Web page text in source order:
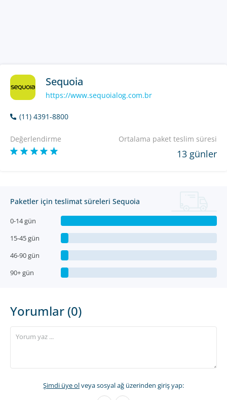
Sequoia
https://www.sequoialog.com.br
(11) 4391-8800
Değerlendirme Ortalama paket teslim süresi
13 günler
Paketler için teslimat süreleri Sequoia
0-14 gün
15-45 gün
46-90 gün
90+ gün
Yorumlar (0)
Şimdi üye olveya sosyal ağ üzerinden giriş yap: